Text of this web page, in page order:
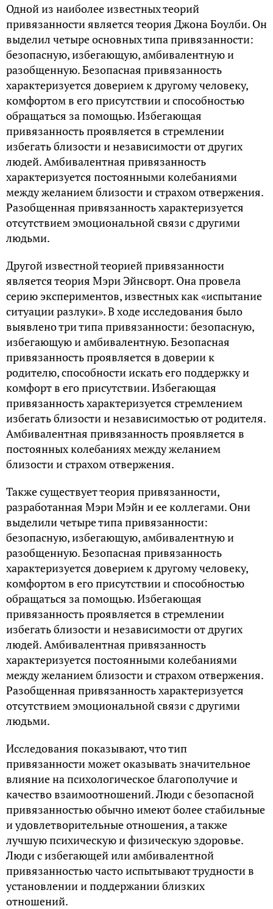
Одной из наиболее известных теорий
привязанности является теория Джона Боулби. Он
выделил четыре основных типа привязанности:
безопасную, избегающую, амбивалентную и
разобщенную. Безопасная привязанность
характеризуется доверием к другому человеку,
комфортом в его присутствии и способностью
обращаться за помощью. Избегающая
привязанность проявляется в стремлении
избегать близости и независимости от других
людей. Амбивалентная привязанность
характеризуется постоянными колебаниями
между желанием близости и страхом отвержения.
Разобщенная привязанность характеризуется
отсутствием эмоциональной связи с другими
людьми.
Другой известной теорией привязанности
является теория Мэри Эйнсворт. Она провела
серию экспериментов, известных как «испытание
ситуации разлуки». В ходе исследования было
выявлено три типа привязанности: безопасную,
избегающую и амбивалентную. Безопасная
привязанность проявляется в доверии к
родителю, способности искать его поддержку и
комфорт в его присутствии. Избегающая
привязанность характеризуется стремлением
избегать близости и независимостью от родителя.
Амбивалентная привязанность проявляется в
постоянных колебаниях между желанием
близости и страхом отвержения.
Также существует теория привязанности,
разработанная Мэри Мэйн и ее коллегами. Они
выделили четыре типа привязанности:
безопасную, избегающую, амбивалентную и
разобщенную. Безопасная привязанность
характеризуется доверием к другому человеку,
комфортом в его присутствии и способностью
обращаться за помощью. Избегающая
привязанность проявляется в стремлении
избегать близости и независимости от других
людей. Амбивалентная привязанность
характеризуется постоянными колебаниями
между желанием близости и страхом отвержения.
Разобщенная привязанность характеризуется
отсутствием эмоциональной связи с другими
людьми.
Исследования показывают, что тип
привязанности может оказывать значительное
влияние на психологическое благополучие и
качество взаимоотношений. Люди с безопасной
привязанностью обычно имеют более стабильные
и удовлетворительные отношения, а также
лучшую психическую и физическую здоровье.
Люди с избегающей или амбивалентной
привязанностью часто испытывают трудности в
установлении и поддержании близких
отношений.